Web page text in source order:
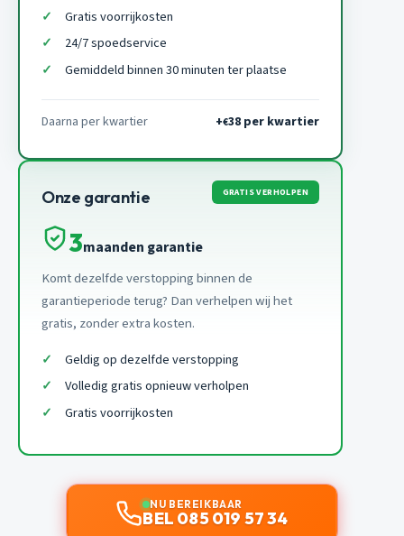
Gratis voorrijkosten
24/7 spoedservice
Gemiddeld binnen 30 minuten ter plaatse
Daarna per kwartier +€38 per kwartier
Onze garantie GRATIS VERHOLPEN
3maanden garantie
Komt dezelfde verstopping binnen de
garantieperiode terug? Dan verhelpen wij het
gratis, zonder extra kosten.
Geldig op dezelfde verstopping
Volledig gratis opnieuw verholpen
Gratis voorrijkosten
NU BEREIKBAAR
BEL 085 019 57 34